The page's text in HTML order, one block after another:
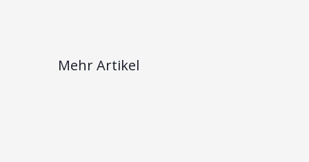
Mehr Artikel